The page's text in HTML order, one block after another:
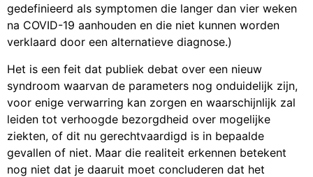
gedefinieerd als symptomen die langer dan vier weken
na COVID-19 aanhouden en die niet kunnen worden
verklaard door een alternatieve diagnose.)
Het is een feit dat publiek debat over een nieuw
syndroom waarvan de parameters nog onduidelijk zijn,
voor enige verwarring kan zorgen en waarschijnlijk zal
leiden tot verhoogde bezorgdheid over mogelijke
ziekten, of dit nu gerechtvaardigd is in bepaalde
gevallen of niet. Maar die realiteit erkennen betekent
nog niet dat je daaruit moet concluderen dat het